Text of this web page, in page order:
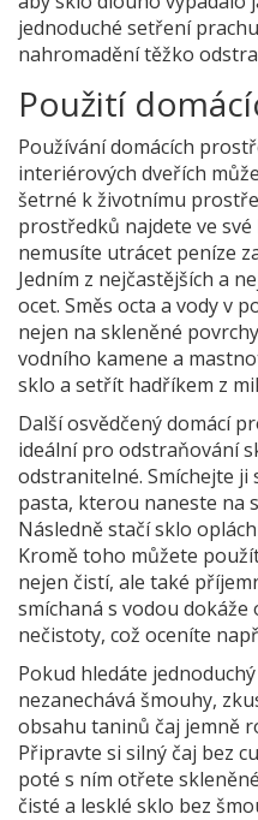
jednoduché setření
nahromadění těžko
Použití
Používání domácích
interiérových dveřích
šetrné k životnímu
prostředků najdete ve své
nemusíte utrácet peníze
Jedním z nejčastějších a
ocet. Směs octa a vody v
nejen na skleněné
vodního kamene a
sklo a setřít hadříkem z
Další osvědčený domácí
ideální pro odstraňování
odstranitelné. Smíchejte ji
pasta, kterou naneste na
Následně stačí sklo
Kromě toho můžete
nejen čistí, ale také
smíchaná s vodou
nečistoty, což oceníte
Pokud hledáte
nezanechává šmouhy,
obsahu taninů čaj jemně
Připravte si silný čaj bez
poté s ním otřete
čisté a lesklé sklo bez